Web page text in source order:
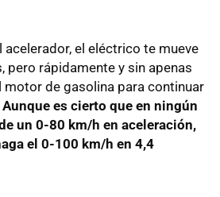
acelerador, el eléctrico te mueve
pero rápidamente y sin apenas
motor de gasolina para continuar
Aunque es cierto que en ningún
un 0-80 km/h en aceleración,
el 0-100 km/h en 4,4